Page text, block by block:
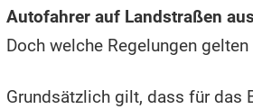
Autofahrer auf Landstraßen
Doch welche Regelungen
Grundsätzlich gilt, dass für das